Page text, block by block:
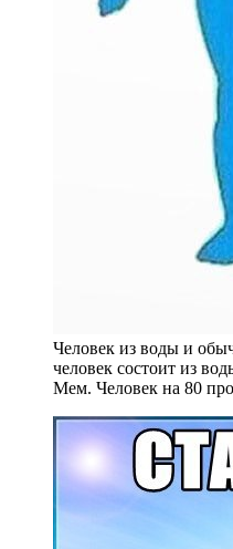
Человек из воды и
человек состоит из
Мем. Человек на 80